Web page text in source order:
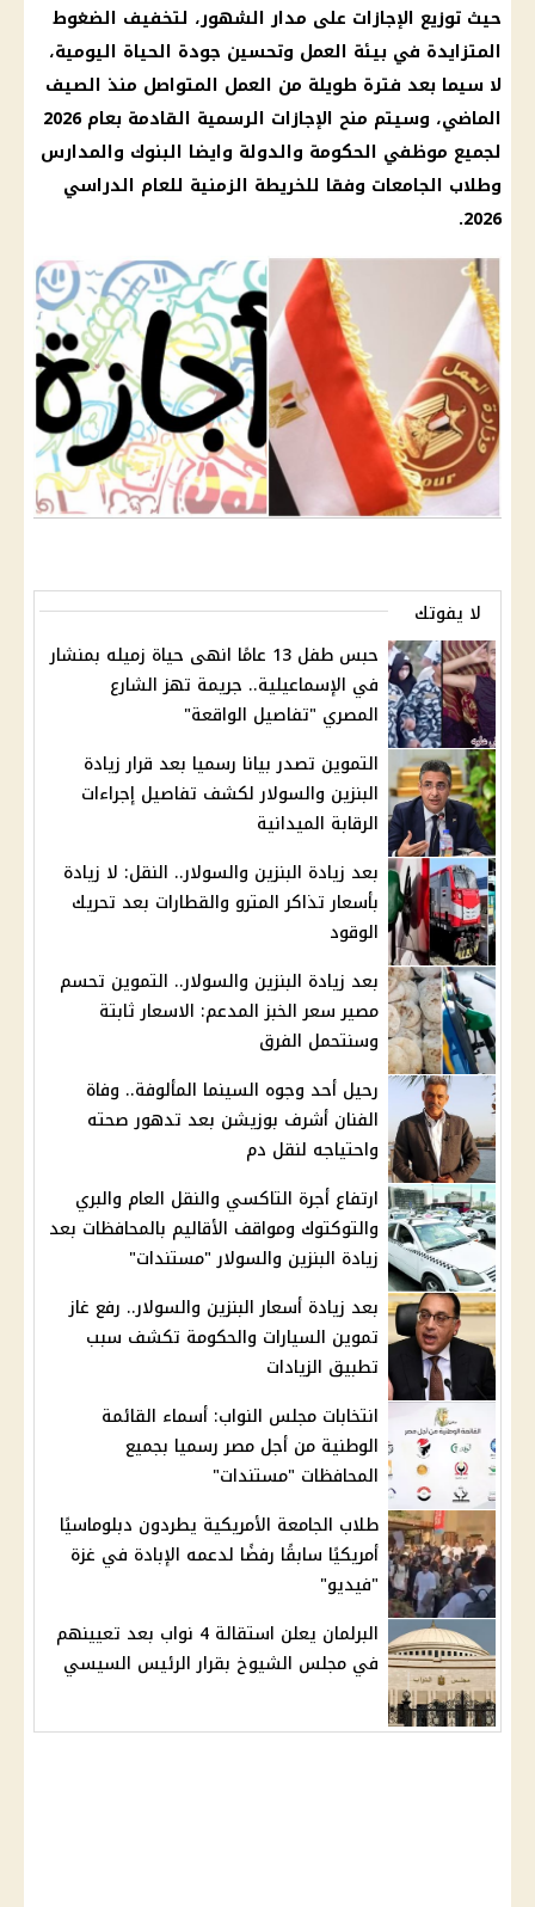
حيث توزيع الإجازات على مدار الشهور، لتخفيف الضغوط
المتزايدة في بيئة العمل وتحسين جودة الحياة اليومية،
لا سيما بعد فترة طويلة من العمل المتواصل منذ الصيف
الماضي، وسيتم منح الإجازات الرسمية القادمة بعام 2026
لجميع موظفي الحكومة والدولة وايضا البنوك والمدارس
وطلاب الجامعات وفقا للخريطة الزمنية للعام الدراسي
2026.
لا يفوتك
حبس طفل 13 عامًا انهى حياة زميله بمنشار
في الإسماعيلية.. جريمة تهز الشارع
المصري "تفاصيل الواقعة"
التموين تصدر بيانا رسميا بعد قرار زيادة
البنزين والسولار لكشف تفاصيل إجراءات
الرقابة الميدانية
بعد زيادة البنزين والسولار.. النقل: لا زيادة
بأسعار تذاكر المترو والقطارات بعد تحريك
الوقود
بعد زيادة البنزين والسولار.. التموين تحسم
مصير سعر الخبز المدعم: الاسعار ثابتة
وسنتحمل الفرق
رحيل أحد وجوه السينما المألوفة.. وفاة
الفنان أشرف بوزيشن بعد تدهور صحته
واحتياجه لنقل دم
ارتفاع أجرة التاكسي والنقل العام والبري
والتوكتوك ومواقف الأقاليم بالمحافظات بعد
زيادة البنزين والسولار "مستندات"
بعد زيادة أسعار البنزين والسولار.. رفع غاز
تموين السيارات والحكومة تكشف سبب
تطبيق الزيادات
انتخابات مجلس النواب: أسماء القائمة
الوطنية من أجل مصر رسميا بجميع
المحافظات "مستندات"
طلاب الجامعة الأمريكية يطردون دبلوماسيًا
أمريكيًا سابقًا رفضًا لدعمه الإبادة في غزة
"فيديو"
البرلمان يعلن استقالة 4 نواب بعد تعيينهم
في مجلس الشيوخ بقرار الرئيس السيسي